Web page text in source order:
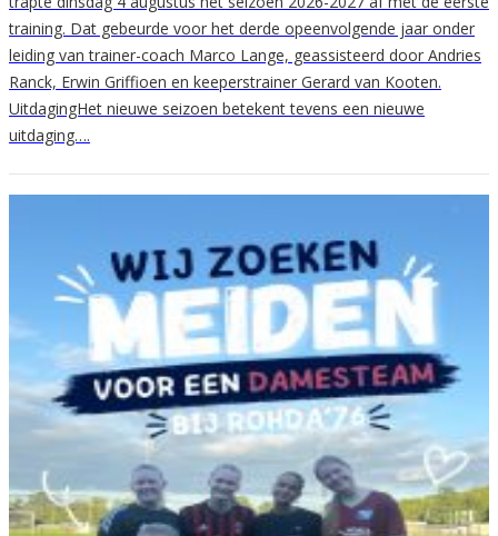
training. Dat gebeurde voor het derde opeenvolgende jaar onder
leiding van trainer-coach Marco Lange, geassisteerd door Andries
Ranck, Erwin Griffioen en keeperstrainer Gerard van Kooten.
UitdagingHet nieuwe seizoen betekent tevens een nieuwe
uitdaging….